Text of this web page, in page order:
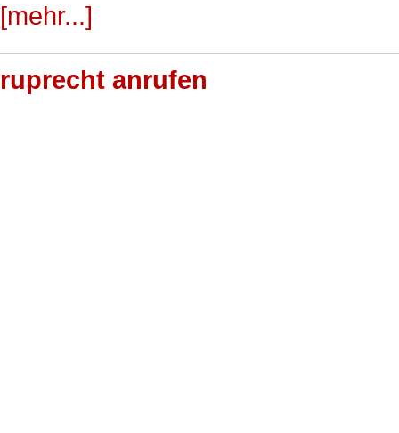
[mehr...]
ruprecht anrufen